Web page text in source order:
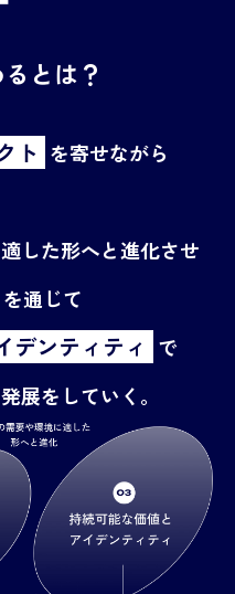
とは？
ト を寄せながら
した形へと進化させ
を通じて
デンティティ
で
展をしていく。